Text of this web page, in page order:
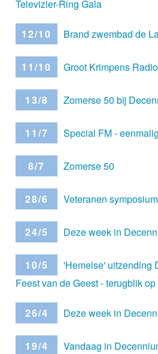
Televizier-Ring Gala
12/10 Brand zwembad de
11/10 Groot Krimpens
13/8 Zomerse 50 bij
11/7 Special FM -
8/7 Zomerse 50
28/6 Veteranen symposium
24/5 Deze week in
10/5
'Hemelse' uitzending
Feest van de Geest - terugblik op
26/4 Deze week in
19/4 Vandaag in